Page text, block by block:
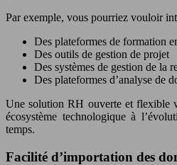
Par exemple, vous pourriez vouloir
Des plateformes de formation
Des outils de gestion de projet
Des systèmes de gestion de la
Des plateformes d’analyse de
Une solution RH ouverte et flexible
écosystème technologique à
temps.
Facilité d’importation des